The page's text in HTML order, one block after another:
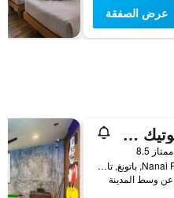
عرض الصفقة
تشيك بوتيك هوتل باتونج
ممتاز 8.5
157/1 Nanai Road, باتونغ, تايلاند